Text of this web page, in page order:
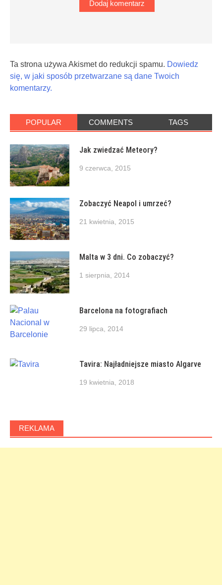
Ta strona używa Akismet do redukcji spamu. Dowiedz
się, w jaki sposób przetwarzane są dane Twoich
komentarzy.
POPULAR COMMENTS TAGS
Jak zwiedzać Meteory?
9 czerwca, 2015
Zobaczyć Neapol i umrzeć?
21 kwietnia, 2015
Malta w 3 dni. Co zobaczyć?
1 sierpnia, 2014
Barcelona na fotografiach
29 lipca, 2014
Tavira: Najładniejsze miasto Algarve
19 kwietnia, 2018
REKLAMA